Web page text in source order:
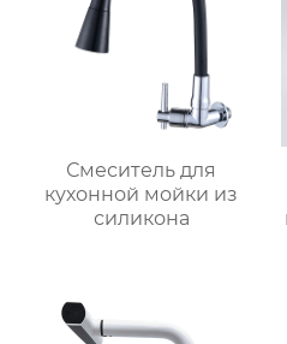
Смеситель для
кухонной мойки из
силикона